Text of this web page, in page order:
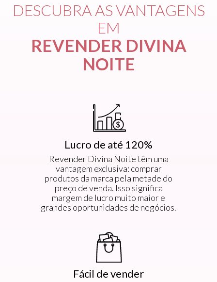
DESCUBRA AS VANTAGENS
EM
REVENDER DIVINA
NOITE
Lucro de até 120%
Revender Divina Noite têm uma
vantagem exclusiva: comprar
produtos da marca pela metade do
preço de venda. Isso significa
margem de lucro muito maior e
grandes oportunidades de negócios.
Fácil de vender